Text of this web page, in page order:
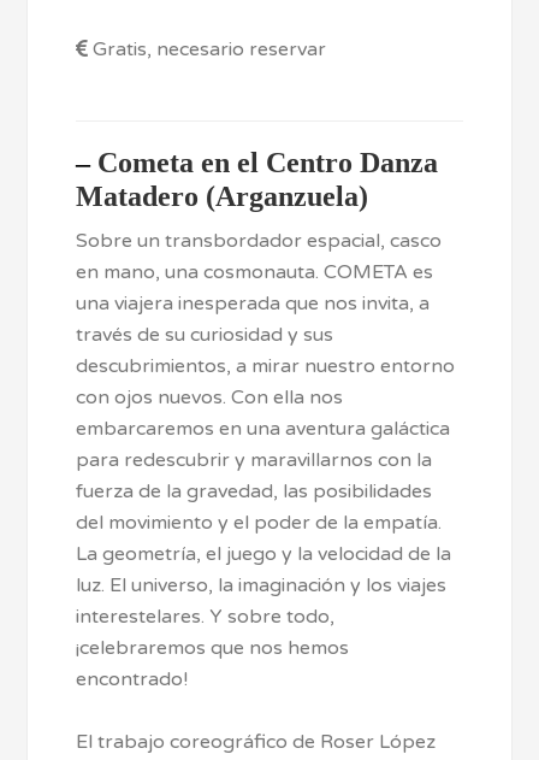
Gratis, necesario reservar
– Cometa en el Centro Danza
Matadero (Arganzuela)
Sobre un transbordador espacial, casco
en mano, una cosmonauta. COMETA es
una viajera inesperada que nos invita, a
través de su curiosidad y sus
descubrimientos, a mirar nuestro entorno
con ojos nuevos. Con ella nos
embarcaremos en una aventura galáctica
para redescubrir y maravillarnos con la
fuerza de la gravedad, las posibilidades
del movimiento y el poder de la empatía.
La geometría, el juego y la velocidad de la
luz. El universo, la imaginación y los viajes
interestelares. Y sobre todo,
¡celebraremos que nos hemos
encontrado!
El trabajo coreográfico de Roser López